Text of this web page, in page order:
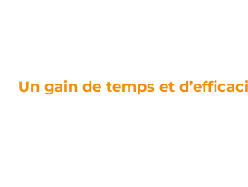
Un gain de temps et